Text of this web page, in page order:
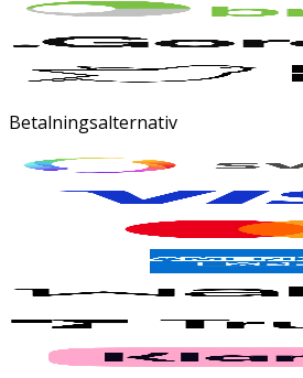
Betalningsalternativ